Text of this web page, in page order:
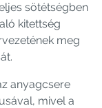
sötétségben
kitettség
meg
anyagcsere
mivel a